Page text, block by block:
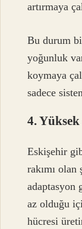
artırmaya
Bu durum
yoğunluk
koymaya
sadece
4.
Eskişehir
rakımı
adaptasyon
az olduğu
hücresi